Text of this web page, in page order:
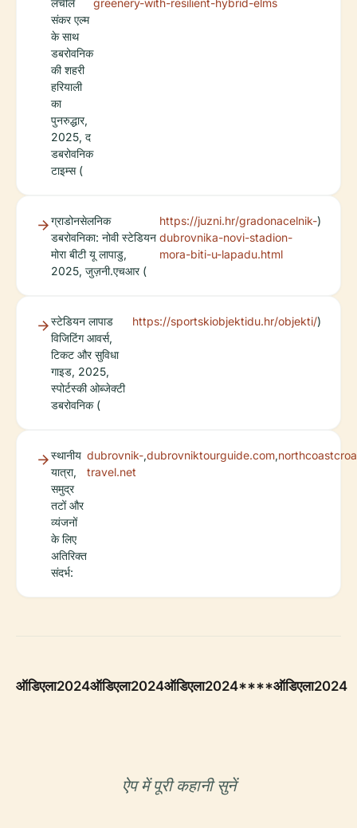
लचीले
संकर एल्म
के साथ
डबरोवनिक
की शहरी
हरियाली
का
पुनरुद्धार,
2025, द
डबरोवनिक
टाइम्स (
greenery-with-resilient-hybrid-elms
ग्राडोनसेलनिक
डबरोवनिका: नोवी स्टेडियन
मोरा बीटी यू लापाडु,
2025, जुज़नी.एचआर (
https://juzni.hr/gradonacelnik-
dubrovnika-novi-stadion-
mora-biti-u-lapadu.html
)
स्टेडियन लापाड
विजिटिंग आवर्स,
टिकट और सुविधा
गाइड, 2025,
स्पोर्टस्की ओब्जेक्टी
डबरोवनिक (
https://sportskiobjektidu.hr/objekti/)
स्थानीय
यात्रा,
समुद्र
तटों और
व्यंजनों
के लिए
अतिरिक्त
संदर्भ:
dubrovnik-
travel.net
,dubrovniktourguide.com,
ऑडिएला2024ऑडिएला2024ऑडिएला2024****ऑडिएला2024
ऐप में पूरी कहानी सुनें